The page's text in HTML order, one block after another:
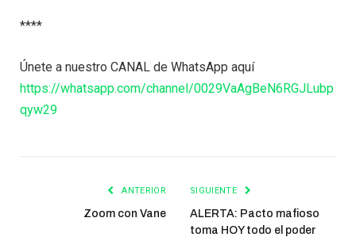
****
Únete a nuestro CANAL de WhatsApp aquí
https://whatsapp.com/channel/0029VaAgBeN6RGJLubp
qyw29
ANTERIOR
Zoom con Vane
SIGUIENTE
ALERTA: Pacto mafioso
toma HOY todo el poder